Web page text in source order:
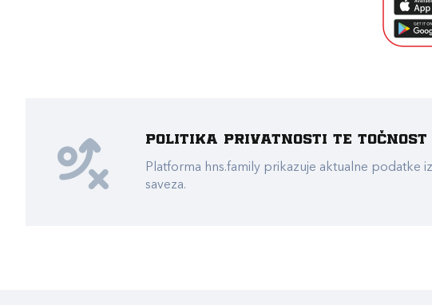
Politika privatnosti te točnost
Platforma hns.family prikazuje aktualne podatke
saveza.